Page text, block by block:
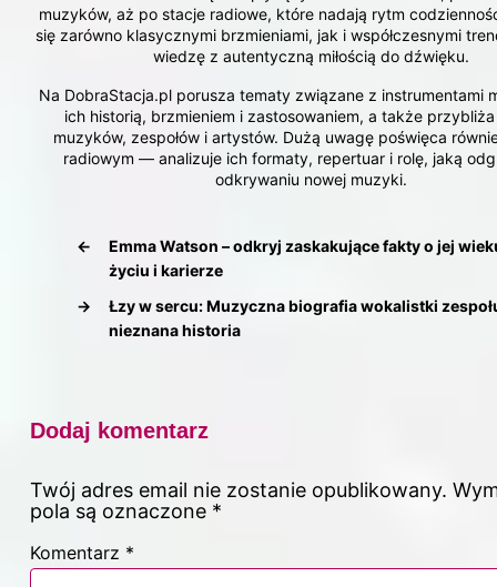
muzyków, aż po stacje radiowe, które nadają rytm
się zarówno klasycznymi brzmieniami, jak i współczesnymi
wiedzę z autentyczną miłością do dźwięku.
Na DobraStacja.pl porusza tematy związane z instrumentami
ich historią, brzmieniem i zastosowaniem, a także
muzyków, zespołów i artystów. Dużą uwagę poświęca
radiowym — analizuje ich formaty, repertuar i rolę, jaką
odkrywaniu nowej muzyki.
←
Emma Watson – odkryj zaskakujące fakty o jej
życiu i karierze
→
Łzy w sercu: Muzyczna biografia wokalistki
nieznana historia
Dodaj komentarz
Twój adres email nie zostanie opublikowany.
pola są oznaczone *
Komentarz *